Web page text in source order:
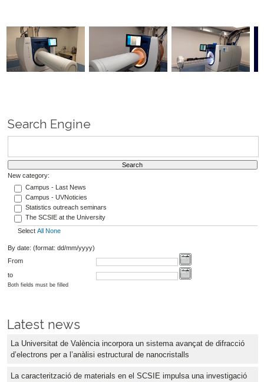
Search Engine
New category:
Campus - Last News
Campus - UVNoticies
Statistics outreach seminars
The SCSIE at the University
Select All None
By date: (format: dd/mm/yyyy)
From
to
Both fields must be filled
Latest news
La Universitat de València incorpora un sistema avançat de difracció
d’electrons per a l’anàlisi estructural de nanocristalls
La caracterització de materials en el SCSIE impulsa una investigació